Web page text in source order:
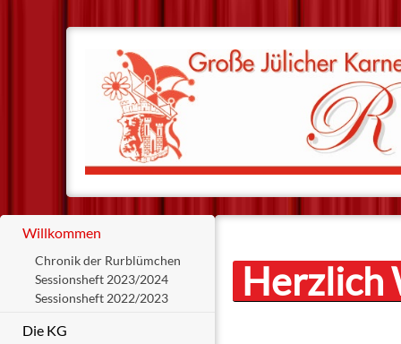
Willkommen
Chronik der Rurblümchen
Sessionsheft 2023/2024
Sessionsheft 2022/2023
Die KG
Herzlich